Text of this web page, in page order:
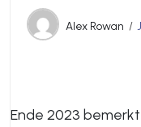
Alex Rowan
Ende 2023